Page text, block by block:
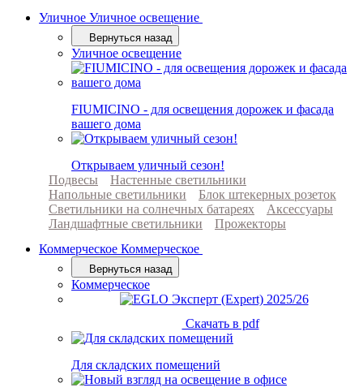
Уличное Уличное освещение
Вернуться назад
Уличное освещение
FIUMICINO - для освещения дорожек и фасада
вашего дома
Открываем уличный сезон!
Подвесы
Настенные светильники
Напольные светильники
Блок штекерных розеток
Светильники на солнечных батареях
Аксессуары
Ландшафтные светильники
Прожекторы
Коммерческое Коммерческое
Вернуться назад
Коммерческое
Скачать в pdf
Для складских помещений